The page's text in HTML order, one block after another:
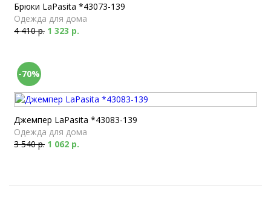
Брюки LaPasita *43073-139
Одежда для дома
4 410 р. 1 323 р.
-70%
Джемпер LaPasita *43083-139
Одежда для дома
3 540 р. 1 062 р.